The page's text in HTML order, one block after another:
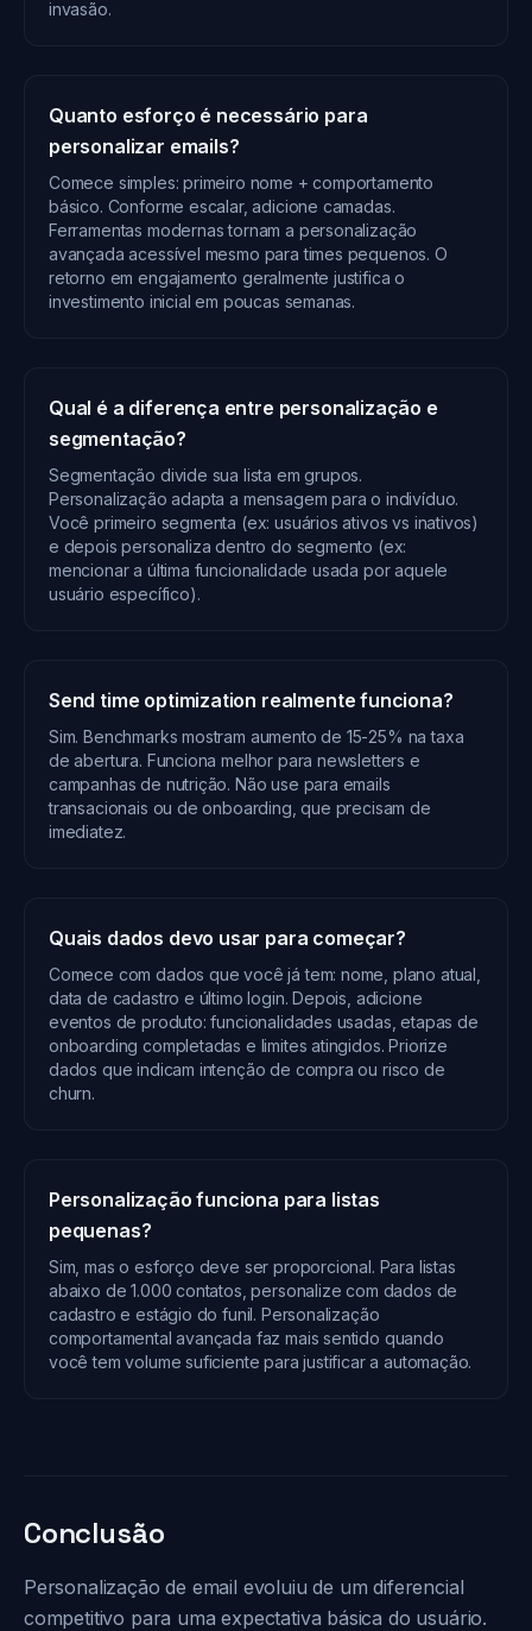
invasão.
Quanto esforço é necessário para
personalizar emails?
Comece simples: primeiro nome + comportamento
básico. Conforme escalar, adicione camadas.
Ferramentas modernas tornam a personalização
avançada acessível mesmo para times pequenos. O
retorno em engajamento geralmente justifica o
investimento inicial em poucas semanas.
Qual é a diferença entre personalização e
segmentação?
Segmentação divide sua lista em grupos.
Personalização adapta a mensagem para o indivíduo.
Você primeiro segmenta (ex: usuários ativos vs inativos)
e depois personaliza dentro do segmento (ex:
mencionar a última funcionalidade usada por aquele
usuário específico).
Send time optimization realmente funciona?
Sim. Benchmarks mostram aumento de 15-25% na taxa
de abertura. Funciona melhor para newsletters e
campanhas de nutrição. Não use para emails
transacionais ou de onboarding, que precisam de
imediatez.
Quais dados devo usar para começar?
Comece com dados que você já tem: nome, plano atual,
data de cadastro e último login. Depois, adicione
eventos de produto: funcionalidades usadas, etapas de
onboarding completadas e limites atingidos. Priorize
dados que indicam intenção de compra ou risco de
churn.
Personalização funciona para listas
pequenas?
Sim, mas o esforço deve ser proporcional. Para listas
abaixo de 1.000 contatos, personalize com dados de
cadastro e estágio do funil. Personalização
comportamental avançada faz mais sentido quando
você tem volume suficiente para justificar a automação.
Conclusão
Personalização de email evoluiu de um diferencial
competitivo para uma expectativa básica do usuário.